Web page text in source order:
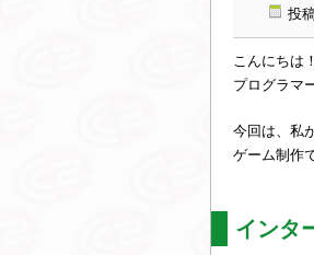
投
こんにちは
プログラマ
今回は、私
ゲーム制作
インタ